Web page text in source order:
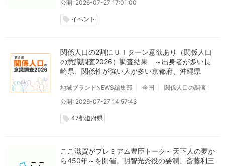
公開: 2026-07-27 17:01:00
local_offer イベント
関係人口の2割にＵＩターン意欲あり（関係人口
の意識調査2026）調査結果 ～出身者が多い長
崎県、関係性が強い人が多い京都府、沖縄県
地域ブランドNEWS編集部 全国
関係人口の調査
公開: 2026-07-27 14:57:43
local_offer 47都道府県
ここ滋賀がプレミアム豊臣トーク～天下人の夢か
ら450年～を開催。明智光秀役の要潤、斎藤利三